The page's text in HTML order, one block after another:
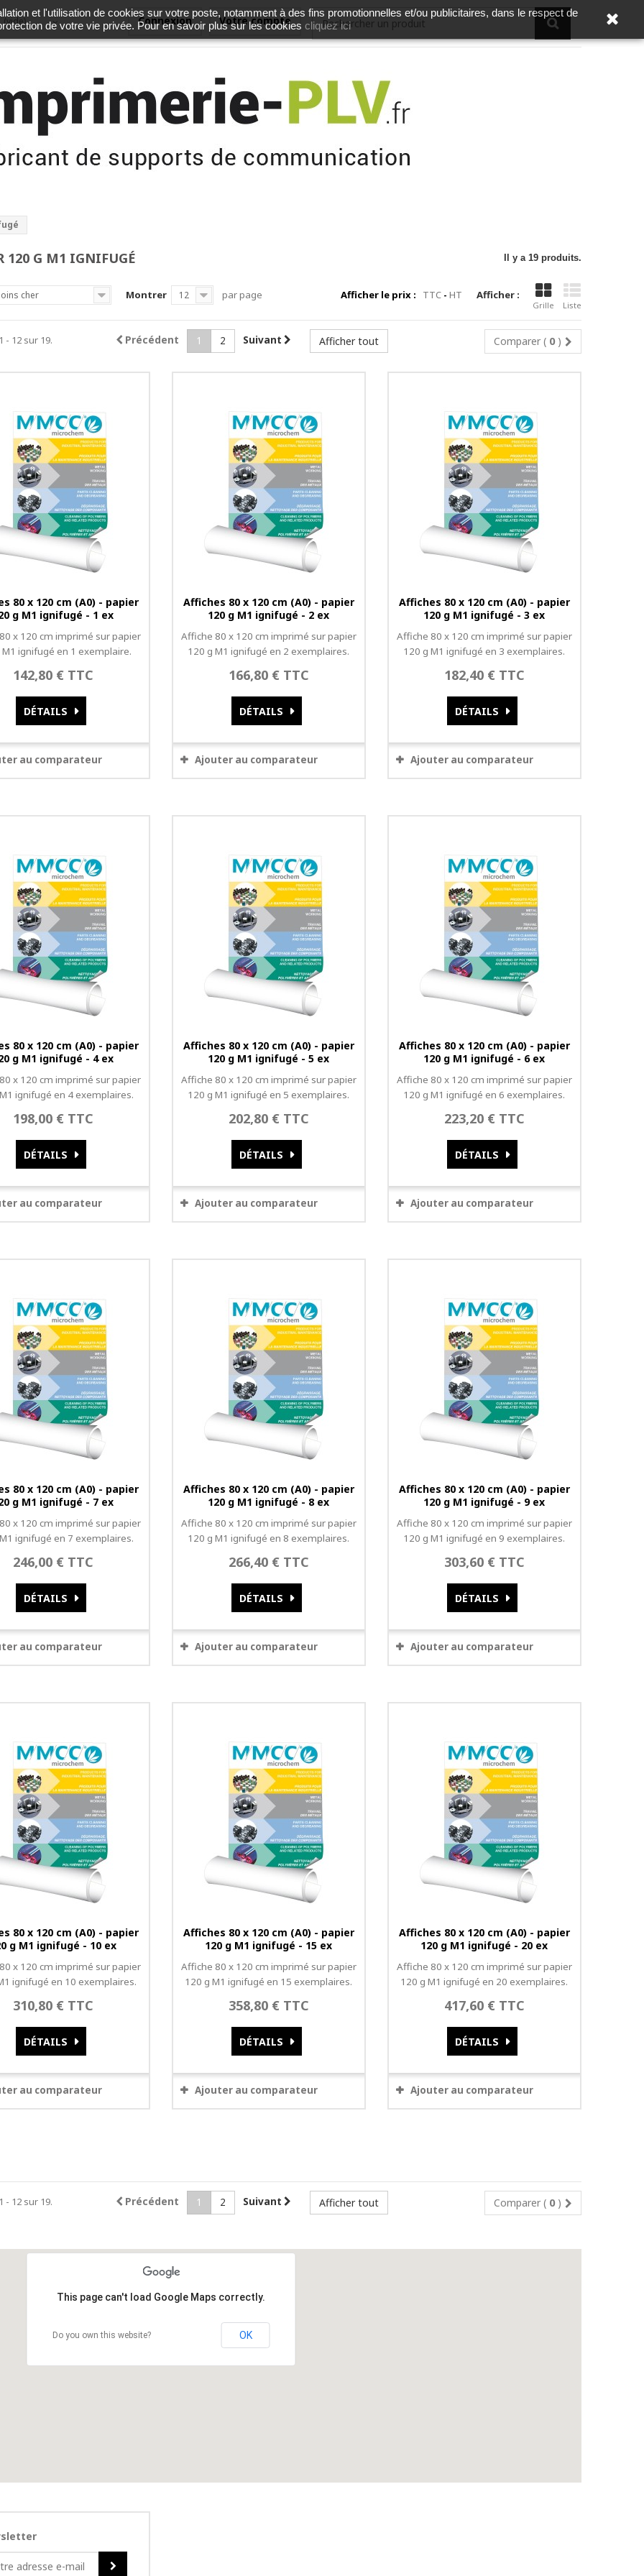
Votre compte
Connexion
(vide)
120 G M1 IGNIFUGÉ Il y a 19 produits.
Afficher :
Grille Liste
cher Afficher le prix : TTC - HT
Montrer 12 par page
Comparer ( 0 )
Afficher tout
Précédent 1 2 Suivant
- 12 sur 19.
80 x 120 cm (A0) - papier
g M1 ignifugé - 1 ex
x 120 cm imprimé sur papier
M1 ignifugé en 1 exemplaire.
142,80 € TTC
DÉTAILS
au comparateur
Affiches 80 x 120 cm (A0) - papier
120 g M1 ignifugé - 2 ex
Affiche 80 x 120 cm imprimé sur papier
120 g M1 ignifugé en 2 exemplaires.
166,80 € TTC
DÉTAILS
Ajouter au comparateur
Affiches 80 x 120 cm (A0) - papier
120 g M1 ignifugé - 3 ex
Affiche 80 x 120 cm imprimé sur papier
120 g M1 ignifugé en 3 exemplaires.
182,40 € TTC
DÉTAILS
Ajouter au comparateur
80 x 120 cm (A0) - papier
g M1 ignifugé - 4 ex
x 120 cm imprimé sur papier
ignifugé en 4 exemplaires.
198,00 € TTC
DÉTAILS
au comparateur
Affiches 80 x 120 cm (A0) - papier
120 g M1 ignifugé - 5 ex
Affiche 80 x 120 cm imprimé sur papier
120 g M1 ignifugé en 5 exemplaires.
202,80 € TTC
DÉTAILS
Ajouter au comparateur
Affiches 80 x 120 cm (A0) - papier
120 g M1 ignifugé - 6 ex
Affiche 80 x 120 cm imprimé sur papier
120 g M1 ignifugé en 6 exemplaires.
223,20 € TTC
DÉTAILS
Ajouter au comparateur
80 x 120 cm (A0) - papier
g M1 ignifugé - 7 ex
x 120 cm imprimé sur papier
ignifugé en 7 exemplaires.
246,00 € TTC
DÉTAILS
au comparateur
Affiches 80 x 120 cm (A0) - papier
120 g M1 ignifugé - 8 ex
Affiche 80 x 120 cm imprimé sur papier
120 g M1 ignifugé en 8 exemplaires.
266,40 € TTC
DÉTAILS
Ajouter au comparateur
Affiches 80 x 120 cm (A0) - papier
120 g M1 ignifugé - 9 ex
Affiche 80 x 120 cm imprimé sur papier
120 g M1 ignifugé en 9 exemplaires.
303,60 € TTC
DÉTAILS
Ajouter au comparateur
80 x 120 cm (A0) - papier
g M1 ignifugé - 10 ex
x 120 cm imprimé sur papier
ignifugé en 10 exemplaires.
310,80 € TTC
DÉTAILS
au comparateur
Affiches 80 x 120 cm (A0) - papier
120 g M1 ignifugé - 15 ex
Affiche 80 x 120 cm imprimé sur papier
120 g M1 ignifugé en 15 exemplaires.
358,80 € TTC
DÉTAILS
Ajouter au comparateur
Affiches 80 x 120 cm (A0) - papier
120 g M1 ignifugé - 20 ex
Affiche 80 x 120 cm imprimé sur papier
120 g M1 ignifugé en 20 exemplaires.
417,60 € TTC
DÉTAILS
Ajouter au comparateur
Comparer ( 0 )
Afficher tout
Précédent 1 2 Suivant
- 12 sur 19.
This page can't load Google Maps correctly.
Do you own this website? OK
et l'utilisation de cookies sur votre poste, notamment à des fins promotionnelles et/ou publicitaires, dans le respect de
de votre vie privée. Pour en savoir plus sur les cookies cliquez ici